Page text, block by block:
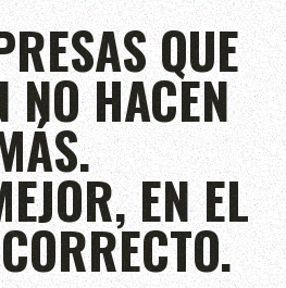
QUE
NO HACEN
EN EL